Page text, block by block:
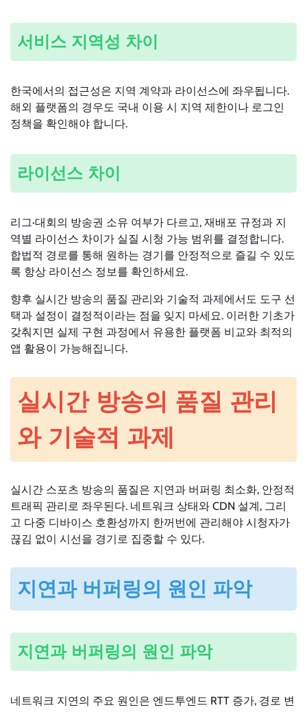
서비스 지역성 차이
한국에서의 접근성은 지역 계약과 라이선스에 좌우됩니다.
해외 플랫폼의 경우도 국내 이용 시 지역 제한이나 로그인
정책을 확인해야 합니다.
라이선스 차이
리그·대회의 방송권 소유 여부가 다르고, 재배포 규정과 지
역별 라이선스 차이가 실질 시청 가능 범위를 결정합니다.
합법적 경로를 통해 원하는 경기를 안정적으로 즐길 수 있도
록 항상 라이선스 정보를 확인하세요.
향후 실시간 방송의 품질 관리와 기술적 과제에서도 도구 선
택과 설정이 결정적이라는 점을 잊지 마세요. 이러한 기초가
갖춰지면 실제 구현 과정에서 유용한 플랫폼 비교와 최적의
앱 활용이 가능해집니다.
실시간 방송의 품질 관리
와 기술적 과제
실시간 스포츠 방송의 품질은 지연과 버퍼링 최소화, 안정적
트래픽 관리로 좌우된다. 네트워크 상태와 CDN 설계, 그리
고 다중 디바이스 호환성까지 한꺼번에 관리해야 시청자가
끊김 없이 시선을 경기로 집중할 수 있다.
지연과 버퍼링의 원인 파악
지연과 버퍼링의 원인 파악
네트워크 지연의 주요 원인은 엔드투엔드 RTT 증가, 경로 변